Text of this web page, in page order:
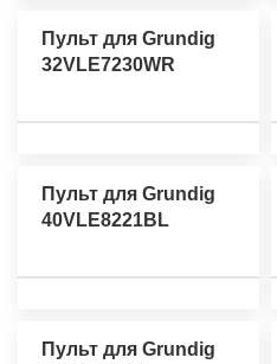
Пульт для Grundig
32VLE7230WR
Пульт для Grundig
40VLE8221BL
Пульт для Grundig